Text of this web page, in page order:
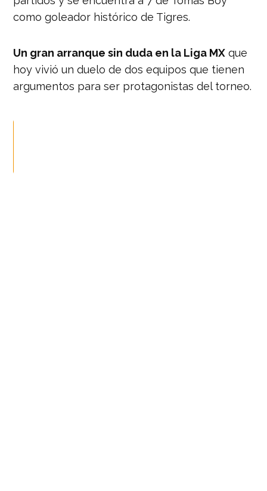
como goleador histórico de Tigres.
Un gran arranque sin duda en la Liga MX que
hoy vivió un duelo de dos equipos que tienen
argumentos para ser protagonistas del torneo.